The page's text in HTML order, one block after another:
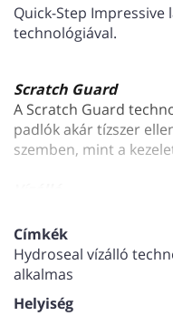
Quick-Step
technológiával.
Scratch Guard
A Scratch Guard
padlók akár tízszer
szemben, mint a
Ha vízálló Quick-Step
nedvesség okozta
nemcsak kivételes
hódítanak, de 100%-
Címkék
Hydroseal vízálló
alkalmas
Helyiség